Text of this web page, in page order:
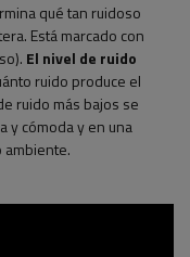
qué tan ruidoso
Está marcado con
El nivel de ruido
ruido produce el
ruido más bajos se
y cómoda y en una
ambiente.